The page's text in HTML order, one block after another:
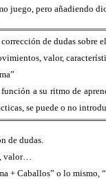
juego, pero añadiendo
de dudas sobre
valor,
a su ritmo de
se puede o no
de dudas.
valor…
+ Caballos” o lo mismo,